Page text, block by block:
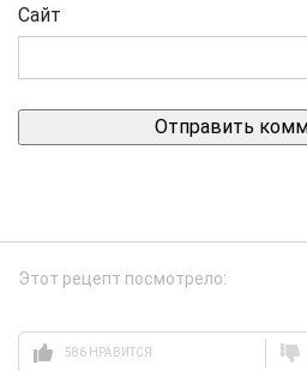
Сайт
Этот рецепт посмотрело:
586 НРАВИТСЯ